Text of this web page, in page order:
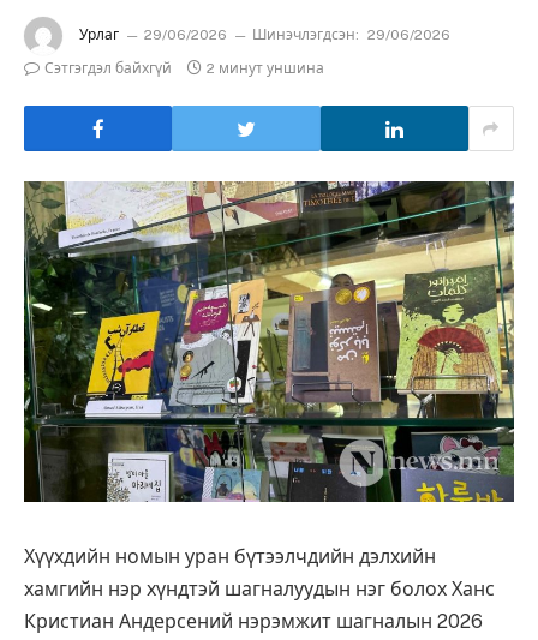
Урлаг 29/06/2026 Шинэчлэгдсэн: 29/06/2026
Сэтгэгдэл байхгүй
2 минут уншина
Хүүхдийн номын уран бүтээлчдийн дэлхийн
хамгийн нэр хүндтэй шагналуудын нэг болох Ханс
Кристиан Андерсений нэрэмжит шагналын 2026